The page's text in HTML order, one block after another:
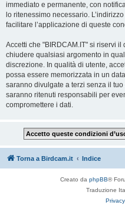
immediato e permanente, con
lo ritenessimo necessario.
facilitare l’applicazione di queste
Accetti che "BIRDCAM.IT" si riservi
chiudere qualsiasi argomento in
discrezione. In qualità di utente,
possa essere memorizzata in un
saranno divulgate a terzi senza il
saranno ritenuti responsabili per
compromettere i dati.
Torna a Birdcam.it Indice
Creato da phpBB®
Traduzione
Privacy